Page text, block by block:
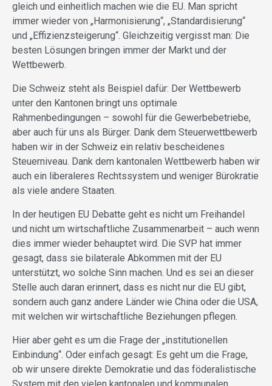
gleich und einheitlich machen wie die EU. Man spricht
immer wieder von „Harmonisierung“, „Standardisierung“
und „Effizienzsteigerung“. Gleichzeitig vergisst man: Die
besten Lösungen bringen immer der Markt und der
Wettbewerb.
Die Schweiz steht als Beispiel dafür: Der Wettbewerb
unter den Kantonen bringt uns optimale
Rahmenbedingungen – sowohl für die Gewerbebetriebe,
aber auch für uns als Bürger. Dank dem Steuerwettbewerb
haben wir in der Schweiz ein relativ bescheidenes
Steuerniveau. Dank dem kantonalen Wettbewerb haben wir
auch ein liberaleres Rechtssystem und weniger Bürokratie
als viele andere Staaten.
In der heutigen EU Debatte geht es nicht um Freihandel
und nicht um wirtschaftliche Zusammenarbeit – auch wenn
dies immer wieder behauptet wird. Die SVP hat immer
gesagt, dass sie bilaterale Abkommen mit der EU
unterstützt, wo solche Sinn machen. Und es sei an dieser
Stelle auch daran erinnert, dass es nicht nur die EU gibt,
sondern auch ganz andere Länder wie China oder die USA,
mit welchen wir wirtschaftliche Beziehungen pflegen.
Hier aber geht es um die Frage der „institutionellen
Einbindung“. Oder einfach gesagt: Es geht um die Frage,
ob wir unsere direkte Demokratie und das föderalistische